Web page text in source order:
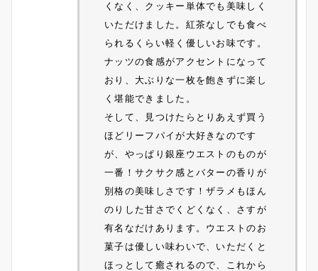
くなく、クッキー単体でも美味しく
いただけました。紅茶なしでも食べ
られるくらい軽く優しいお味です。
ナッツの食感がアクセントになって
おり、大ぶりな一枚を飽きずに楽し
く堪能できました。
そして、見つけたらとりあえず買う
ほどリーフパイが大好きなのです
が、やっぱり銀座ウエストのものが
一番！サクサク感とバターの香りが
別格の美味しさです！ザラメもほん
のりした甘さでくどくなく、さすが
有名なだけあります。ウエストのお
菓子は優しい味わいで、いただくと
ほっとして癒されるので、これから